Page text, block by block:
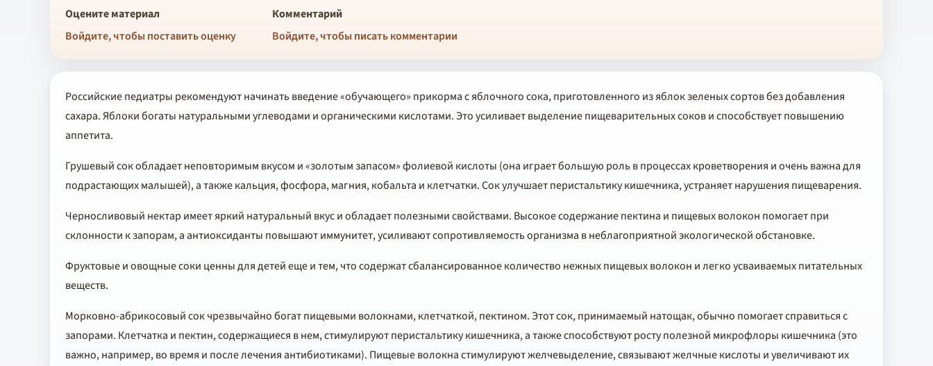
Оцените материал
Войдите, чтобы поставить оценку
Комментарий
Войдите, чтобы писать комментарии
Российские педиатры рекомендуют начинать введение «обучающего» прикорма с яблочного сока, приготовленного из яблок зеленых сортов без добавления
сахара. Яблоки богаты натуральными углеводами и органическими кислотами. Это усиливает выделение пищеварительных соков и способствует повышению
аппетита.
Грушевый сок обладает неповторимым вкусом и «золотым запасом» фолиевой кислоты (она играет большую роль в процессах кроветворения и очень важна для
подрастающих малышей), а также кальция, фосфора, магния, кобальта и клетчатки. Сок улучшает перистальтику кишечника, устраняет нарушения пищеварения.
Черносливовый нектар имеет яркий натуральный вкус и обладает полезными свойствами. Высокое содержание пектина и пищевых волокон помогает при
склонности к запорам, а антиоксиданты повышают иммунитет, усиливают сопротивляемость организма в неблагоприятной экологической обстановке.
Фруктовые и овощные соки ценны для детей еще и тем, что содержат сбалансированное количество нежных пищевых волокон и легко усваиваемых питательных
веществ.
Морковно-абрикосовый сок чрезвычайно богат пищевыми волокнами, клетчаткой, пектином. Этот сок, принимаемый натощак, обычно помогает справиться с
запорами. Клетчатка и пектин, содержащиеся в нем, стимулируют перистальтику кишечника, а также способствуют росту полезной микрофлоры кишечника (это
важно, например, во время и после лечения антибиотиками). Пищевые волокна стимулируют желчевыделение, связывают желчные кислоты и увеличивают их